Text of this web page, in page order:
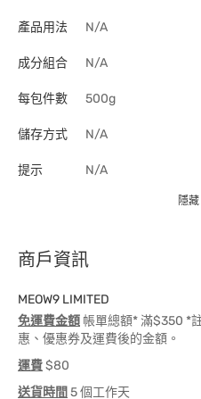
產品用法 N/A
成分組合 N/A
每包件數 500g
儲存方式 N/A
提示 N/A
隱藏
商戶資訊
MEOW9 LIMITED
免運費金額 帳單總額* 滿$350 *
惠、優惠券及運費後的金額。
運費$80
送貨時間 5 個工作天